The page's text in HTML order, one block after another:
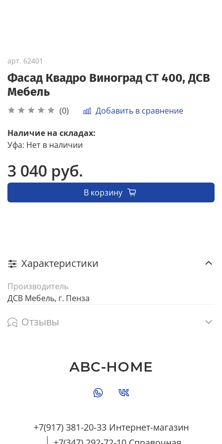
арт. 62401
Фасад Квадро Виноград СТ 400, ДСВ
Мебель
(0) Добавить в сравнение
Наличие на складах:
Уфа: Нет в наличии
3 040 руб.
В корзину
Характеристики
Производитель
ДСВ Мебель, г. Пенза
Отзывы
+7(917) 381-20-33 Интернет-магазин
ABC-HOME